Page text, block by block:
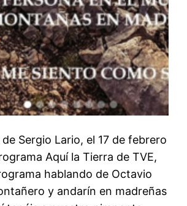
Sergio Lario, el 17 de febrero
Aquí la Tierra de TVE,
hablando de Octavio
y andarín en madreñas